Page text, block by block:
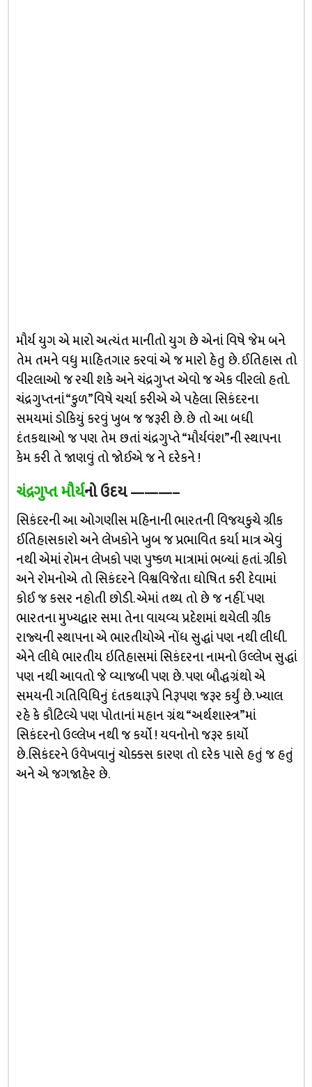
મૌર્ય યુગ એ મારો અત્યંત માનીતો યુગ છે એનાં વિષે જેમ બને
તેમ તમને વધુ માહિતગાર કરવાં એ જ મારો હેતુ છે. ઈતિહાસ તો
વીરલાઓ જ રચી શકે અને ચંદ્રગુપ્ત એવો જ એક વીરલો હતો.
ચંદ્રગુપ્તનાં “કુળ”વિષે ચર્ચા કરીએ એ પહેલા સિકંદરના
સમયમાં ડોકિયું કરવું ખુબ જ જરૂરી છે. છે તો આ બધી
દંતકથાઓ જ પણ તેમ છતાં ચંદ્રગુપ્તે “મૌર્યવંશ”ની સ્થાપના
કેમ કરી તે જાણવું તો જોઈએ જ ને દરેકને !
ચંદ્રગુપ્ત મૌર્યનો ઉદય ———–
સિકંદરની આ ઓગણીસ મહિનાની ભારતની વિજયકુચે ગ્રીક
ઈતિહાસકારો અને લેખકોને ખુબ જ પ્રભાવિત કર્યા માત્ર એવું
નથી એમાં રોમન લેખકો પણ પુષ્કળ માત્રામાં ભળ્યાં હતાં. ગ્રીકો
અને રોમનોએ તો સિકંદરને વિશ્વવિજેતા ઘોષિત કરી દેવામાં
કોઈ જ કસર નહોતી છોડી. એમાં તથ્ય તો છે જ નહીં. પણ
ભારતના મુખ્યદ્વાર સમા તેના વાયવ્ય પ્રદેશમાં થયેલી ગ્રીક
રાજ્યની સ્થાપના એ ભારતીયોએ નોંધ સુદ્ધાં પણ નથી લીધી.
એને લીધે ભારતીય ઇતિહાસમાં સિકંદરના નામનો ઉલ્લેખ સુદ્ધાં
પણ નથી આવતો જે વ્યાજબી પણ છે. પણ બૌદ્ધગ્રંથો એ
સમયની ગતિવિધિનું દંતકથારૂપે નિરૂપણ જરૂર કર્યું છે. ખ્યાલ
રહે કે કૌટિલ્યે પણ પોતાનાં મહાન ગ્રંથ “અર્થશાસ્ત્ર”માં
સિકંદરનો ઉલ્લેખ નથી જ કર્યો ! યવનોનો જરૂર કાર્યો
છે.સિકંદરને ઉવેખવાનું ચોક્કસ કારણ તો દરેક પાસે હતું જ હતું
અને એ જગજાહેર છે.